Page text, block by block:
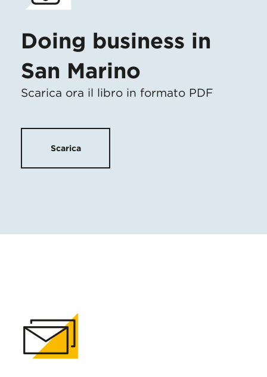
Doing business in
San Marino
Scarica ora il libro in formato PDF
Scarica